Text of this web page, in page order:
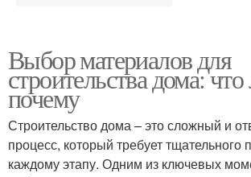
Выбор материалов для
строительства дома:
почему
Строительство дома – это сложный и
процесс, который требует тщательного
каждому этапу. Одним из ключевых